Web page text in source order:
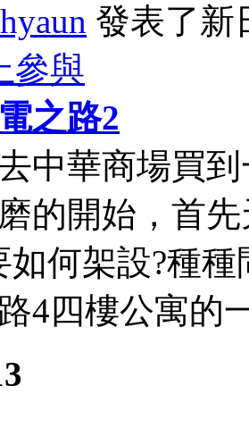
發表了
參與
之路2
中華商場買
的開始，首
如何架設?種
4四樓公寓的